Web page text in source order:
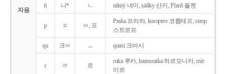
자음
ň 니* ㄴ němý 네미, sáňky 산키, Plzeň 플젠
p ㅍ ㅂ, 프
Praha 프라하, koroptev 코롭테프, strop
스트로프
qu 크ㅂ ㅡ quasi 크바시
r ㄹ 르
ruka 루카, harmonika 하르모니카, mír
미르